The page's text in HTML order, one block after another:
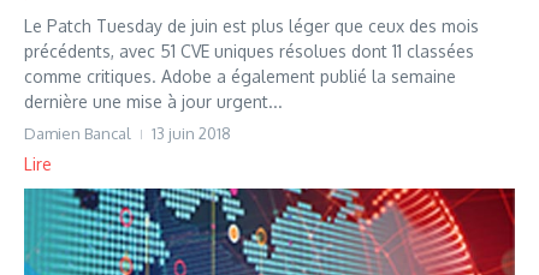
Le Patch Tuesday de juin est plus léger que ceux des mois
précédents, avec 51 CVE uniques résolues dont 11 classées
comme critiques. Adobe a également publié la semaine
dernière une mise à jour urgent...
Damien Bancal 13 juin 2018
Lire